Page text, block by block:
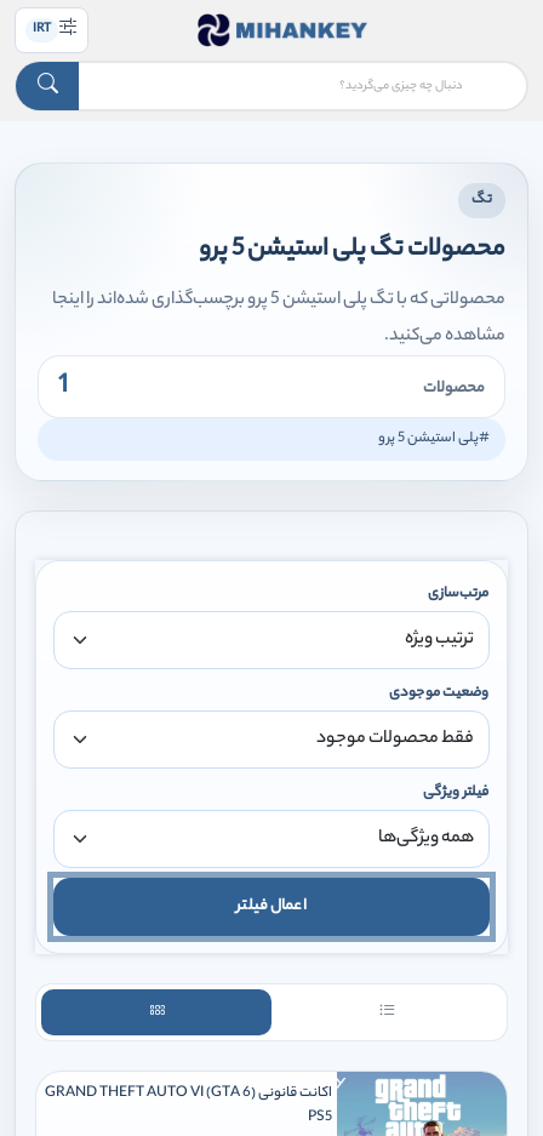
IRT
تگ
محصولات تگ پلی استیشن 5 پرو
محصولاتی که با تگ پلی استیشن 5 پرو برچسب‌گذاری شده‌اند را اینجا
مشاهده می‌کنید.
محصولات 1
#پلی استیشن 5 پرو
مرتب‌سازی
وضعیت موجودی
فیلتر ویژگی
اعمال فیلتر
اکانت قانونی GRAND THEFT AUTO VI (GTA 6)
PS5